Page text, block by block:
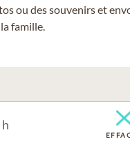
ou des souvenirs et
famille.